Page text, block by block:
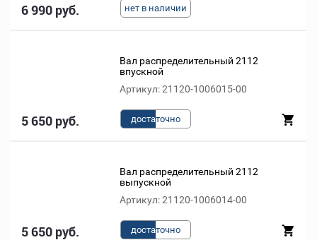
6 990 руб. нет в наличии
Вал распределительный 2112
впускной
Артикул: 21120-1006015-00
5 650 руб. достаточно
Вал распределительный 2112
выпускной
Артикул: 21120-1006014-00
5 650 руб. достаточно